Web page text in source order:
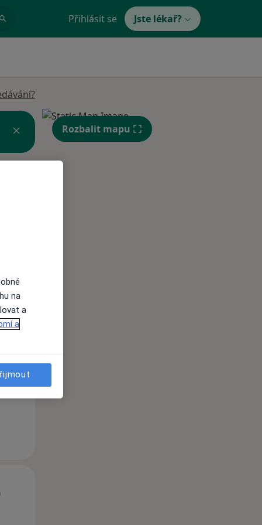
Přihlásit se Jste lékař?
Rozbalit mapu
na
a
a